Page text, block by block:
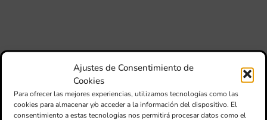
Ajustes de Consentimiento de
Cookies
Para ofrecer las mejores experiencias, utilizamos tecnologías como las
cookies para almacenar y/o acceder a la información del dispositivo. El
consentimiento a estas tecnologías nos permitirá procesar datos como el
de